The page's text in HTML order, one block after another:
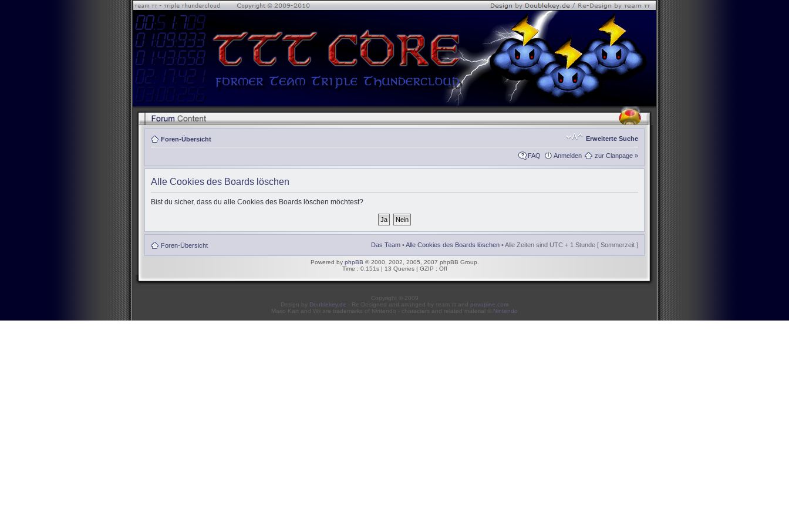
Foren-Übersicht Erweiterte Suche
FAQ Anmelden zur Clanpage »
Alle Cookies des Boards löschen
Bist du sicher, dass du alle Cookies des Boards löschen möchtest?
Foren-Übersicht Das Team •Alle Cookies des Boards löschen • Alle Zeiten sind UTC + 1 Stunde [ Sommerzeit ]
Powered by phpBB © 2000, 2002, 2005, 2007 phpBB Group.
Time : 0.151s | 13 Queries | GZIP : Off
Copyright © 2009
Design by Doublekey.de - Re-Designed and arranged by τeam ττ and povupine.com
Mario Kart and Wii are trademarks of Nintendo - characters and related material © Nintendo